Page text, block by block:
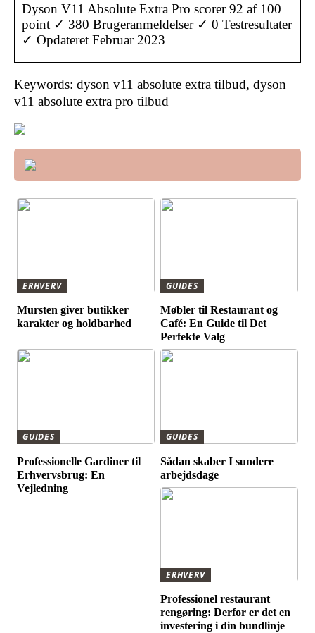
Dyson V11 Absolute Extra Pro scorer 92 af 100
point ✓ 380 Brugeranmeldelser ✓ 0 Testresultater
✓ Opdateret Februar 2023
Keywords: dyson v11 absolute extra tilbud, dyson
v11 absolute extra pro tilbud
ERHVERV
Mursten giver butikker
karakter og holdbarhed
GUIDES
Møbler til Restaurant og
Café: En Guide til Det
Perfekte Valg
GUIDES
Professionelle Gardiner til
Erhvervsbrug: En
Vejledning
GUIDES
Sådan skaber I sundere
arbejdsdage
ERHVERV
Professionel restaurant
rengøring: Derfor er det en
investering i din bundlinje